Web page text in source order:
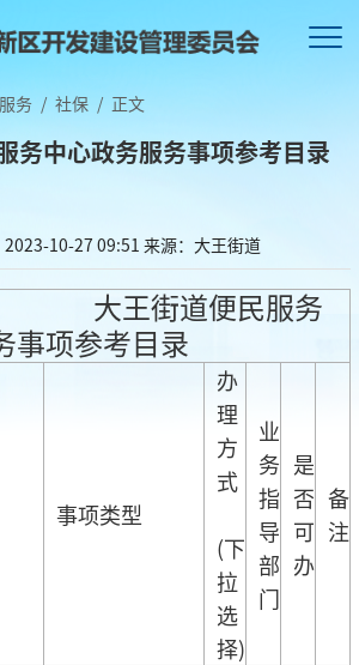
务 / 社保 / 正文
务中心政务服务事项参考目录
10-27 09:51 来源：大王街道
大王街道便民服务
事项参考目录
事项类型
办
理
方
式
(下
拉
选
择)
业
务
指
导
部
门
是
否
可
办
备
注